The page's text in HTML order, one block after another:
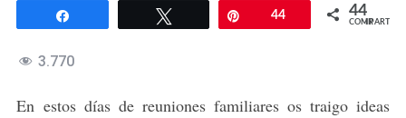
Twittear 44 44
COMPARTIR
3.770
En estos días de reuniones familiares os traigo ideas